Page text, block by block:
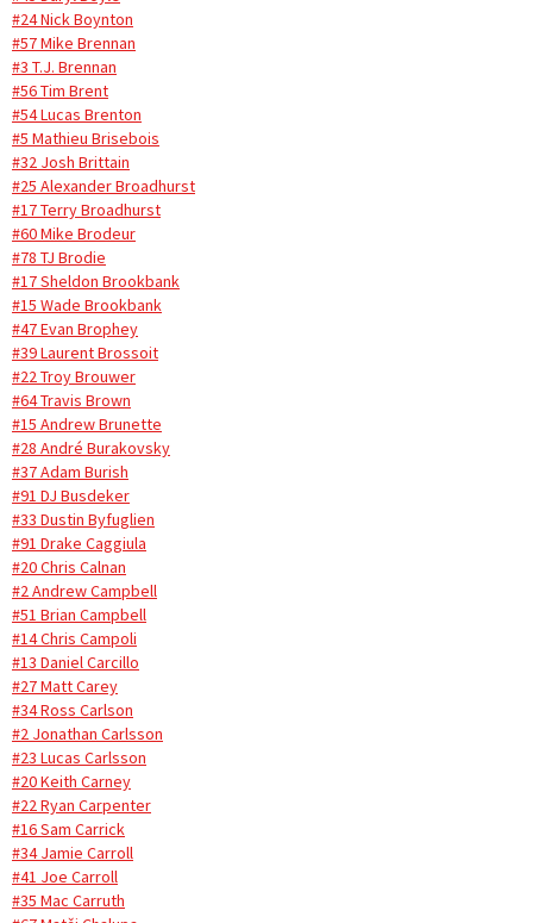
#24 Nick Boynton
#57 Mike Brennan
#3 T.J. Brennan
#56 Tim Brent
#54 Lucas Brenton
#5 Mathieu Brisebois
#32 Josh Brittain
#25 Alexander Broadhurst
#17 Terry Broadhurst
#60 Mike Brodeur
#78 TJ Brodie
#17 Sheldon Brookbank
#15 Wade Brookbank
#47 Evan Brophey
#39 Laurent Brossoit
#22 Troy Brouwer
#64 Travis Brown
#15 Andrew Brunette
#28 André Burakovsky
#37 Adam Burish
#91 DJ Busdeker
#33 Dustin Byfuglien
#91 Drake Caggiula
#20 Chris Calnan
#2 Andrew Campbell
#51 Brian Campbell
#14 Chris Campoli
#13 Daniel Carcillo
#27 Matt Carey
#34 Ross Carlson
#2 Jonathan Carlsson
#23 Lucas Carlsson
#20 Keith Carney
#22 Ryan Carpenter
#16 Sam Carrick
#34 Jamie Carroll
#41 Joe Carroll
#35 Mac Carruth